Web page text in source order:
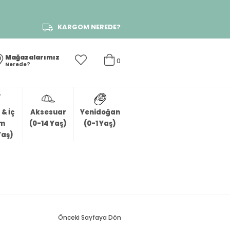
KARGOM NEREDE?
0
Mağazalarımız
Nerede?
İç
Aksesuar
(0-14 Yaş)
Yenidoğan
(0-1 Yaş)
Önceki Sayfaya Dön